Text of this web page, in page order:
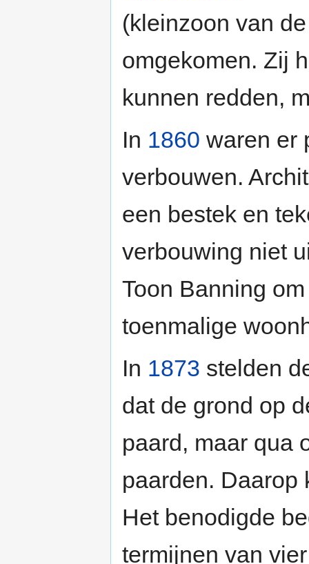
(kleinzoon van
omgekomen. Zij
kunnen redden,
In 1860 waren er
verbouwen.
een bestek en
verbouwing niet
Toon Banning
toenmalige
In 1873 stelden
dat de grond op
paard, maar qua
paarden. Daarop
Het benodigde
termijnen van